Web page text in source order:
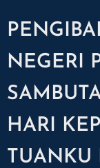
NEGERI
HARI
TUANKU